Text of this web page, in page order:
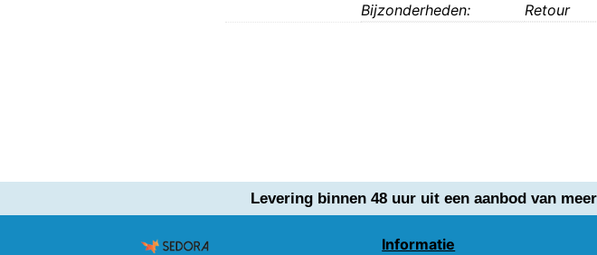
Bijzonderheden:
Retour
Levering binnen 48 uur uit een aanbod van
Informatie